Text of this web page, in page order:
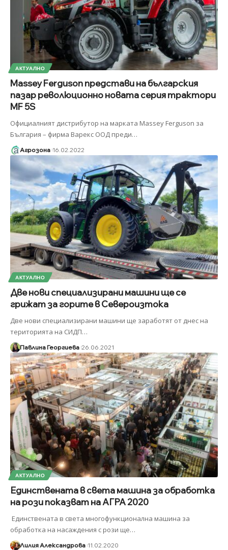
АКТУАЛНО
Massey Ferguson представи на българския
пазар революционно новата серия трактори
MF 5S
Официалният дистрибутор на марката Massey Ferguson за
България – фирма Варекс ООД преди…
Агрозона 16.02.2022
АКТУАЛНО
Две нови специализирани машини ще се
грижат за горите в Североизтока
Две нови специализирани машини ще заработят от днес на
територията на СИДП…
Павлина Георгиева 26.06.2021
АКТУАЛНО
Единствената в света машина за обработка
на рози показват на АГРА 2020
Единствената в света многофункционална машина за
обработка на насаждения с рози ще…
Лилия Александрова 11.02.2020